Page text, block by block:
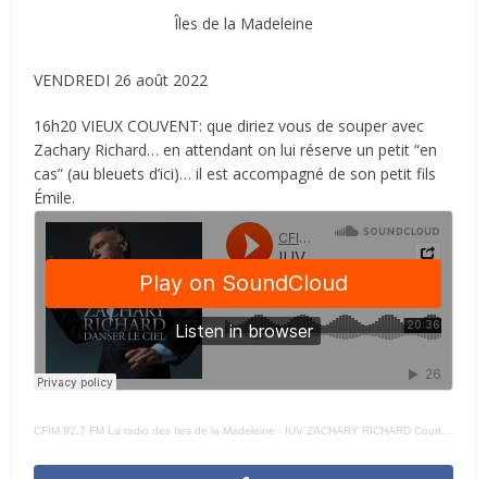
Îles de la Madeleine
VENDREDI 26 août 2022
16h20 VIEUX COUVENT: que diriez vous de souper avec
Zachary Richard… en attendant on lui réserve un petit “en
cas” (au bleuets d’ici)… il est accompagné de son petit fils
Émile.
CFIM 92,7 FM La radio des Iles de la Madeleine · IUV ZACHARY RICHARD Court – 26 AOUT 2022 –